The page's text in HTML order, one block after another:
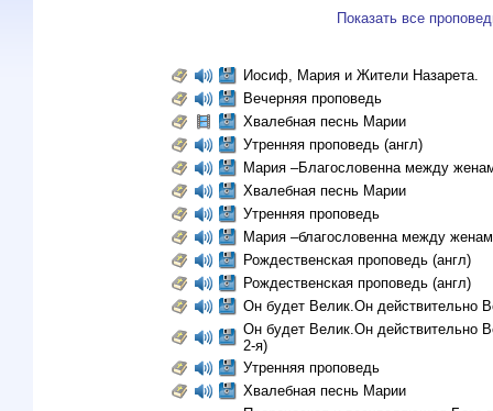
Показать все
Иосиф, Мария и Жители Назарета.
Вечерняя проповедь
Хвалебная песнь Марии
Утренняя проповедь (англ)
Мария –Благословенна между
Хвалебная песнь Марии
Утренняя проповедь
Мария –благословенна между
Рождественская проповедь (англ)
Рождественская проповедь (англ)
Он будет Велик.Он действительно
Он будет Велик.Он действительно
2-я)
Утренняя проповедь
Хвалебная песнь Марии